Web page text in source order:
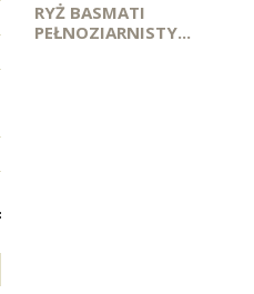
RYŻ BASMATI
PEŁNOZIARNISTY...